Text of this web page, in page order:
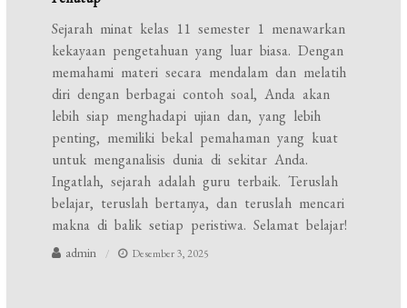
Sejarah minat kelas 11 semester 1 menawarkan
kekayaan pengetahuan yang luar biasa. Dengan
memahami materi secara mendalam dan melatih
diri dengan berbagai contoh soal, Anda akan
lebih siap menghadapi ujian dan, yang lebih
penting, memiliki bekal pemahaman yang kuat
untuk menganalisis dunia di sekitar Anda.
Ingatlah, sejarah adalah guru terbaik. Teruslah
belajar, teruslah bertanya, dan teruslah mencari
makna di balik setiap peristiwa. Selamat belajar!
admin Desember 3, 2025